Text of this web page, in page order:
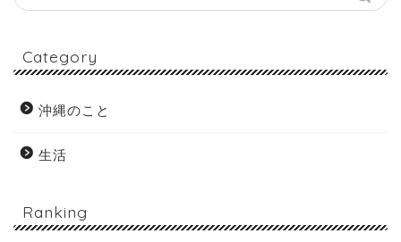
Category
沖縄のこと
生活
Ranking